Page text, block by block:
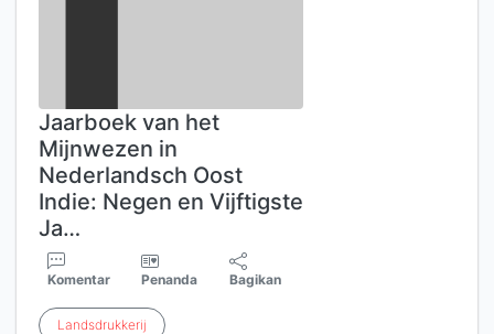
Jaarboek van het
Mijnwezen in
Nederlandsch Oost
Indie: Negen en Vijftigste
Ja…
Komentar Penanda Bagikan
Landsdrukkerij